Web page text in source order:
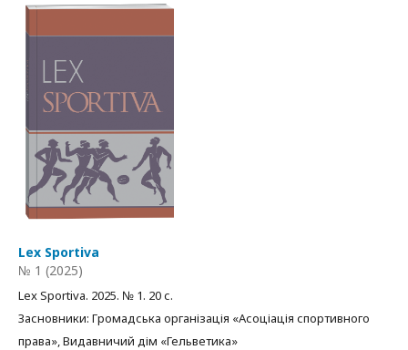
Lex Sportiva
№ 1 (2025)
Lex Sportiva. 2025. № 1. 20 с.
Засновники: Громадська організація «Асоціація спортивного
права», Видавничий дім «Гельветика»